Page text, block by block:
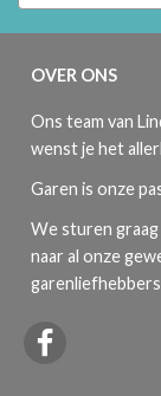
OVER ONS
Ons team van
wenst je het
Garen is onze
We sturen graag
naar al onze